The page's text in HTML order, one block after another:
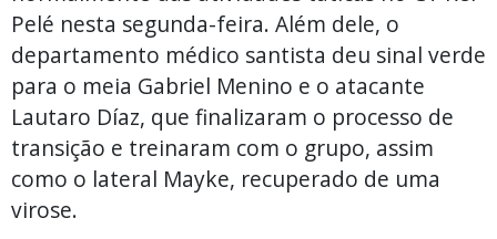
Pelé nesta segunda-feira. Além dele, o
departamento médico santista deu sinal verde
para o meia Gabriel Menino e o atacante
Lautaro Díaz, que finalizaram o processo de
transição e treinaram com o grupo, assim
como o lateral Mayke, recuperado de uma
virose.